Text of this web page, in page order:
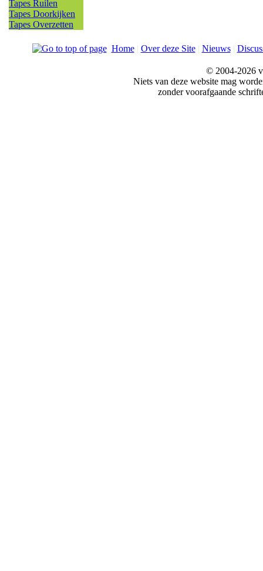
Tapes Ruilen
Tapes Doorkijken
Tapes Overzetten
Home| Over deze Site| Nieuws|
© 2004-2026
Niets van deze website mag
zonder voorafgaande